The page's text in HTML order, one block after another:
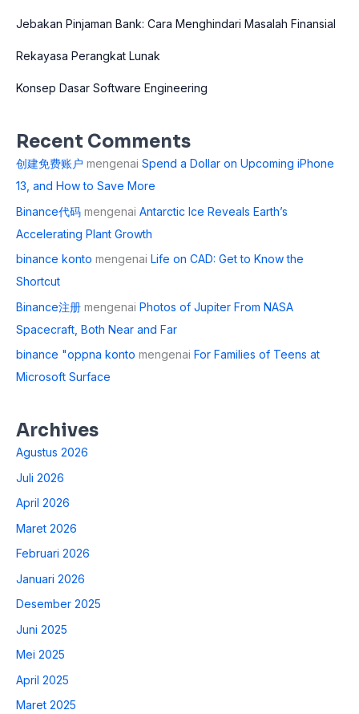
Jebakan Pinjaman Bank: Cara Menghindari Masalah Finansial
Rekayasa Perangkat Lunak
Konsep Dasar Software Engineering
Recent Comments
创建免费账户 mengenai Spend a Dollar on Upcoming iPhone
13, and How to Save More
Binance代码 mengenai Antarctic Ice Reveals Earth’s
Accelerating Plant Growth
binance konto mengenai Life on CAD: Get to Know the
Shortcut
Binance注册 mengenai Photos of Jupiter From NASA
Spacecraft, Both Near and Far
binance "oppna konto mengenai For Families of Teens at
Microsoft Surface
Archives
Agustus 2026
Juli 2026
April 2026
Maret 2026
Februari 2026
Januari 2026
Desember 2025
Juni 2025
Mei 2025
April 2025
Maret 2025